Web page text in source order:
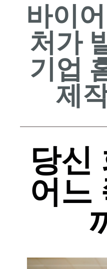
바이
처가
기업
제
당신
어느